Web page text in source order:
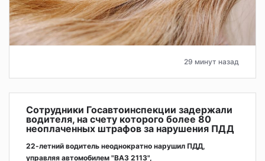
29 минут назад
Сотрудники Госавтоинспекции задержали
водителя, на счету которого более 80
неоплаченных штрафов за нарушения ПДД
22-летний водитель неоднократно нарушил ПДД,
управляя автомобилем "ВАЗ 2113",